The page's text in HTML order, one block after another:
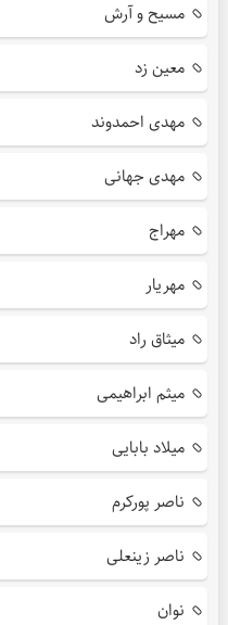
مسیح و آرش
معین زد
مهدی احمدوند
مهدی جهانی
مهراج
مهریار
میثاق راد
میثم ابراهیمی
میلاد بابایی
ناصر پورکرم
ناصر زینعلی
نوان